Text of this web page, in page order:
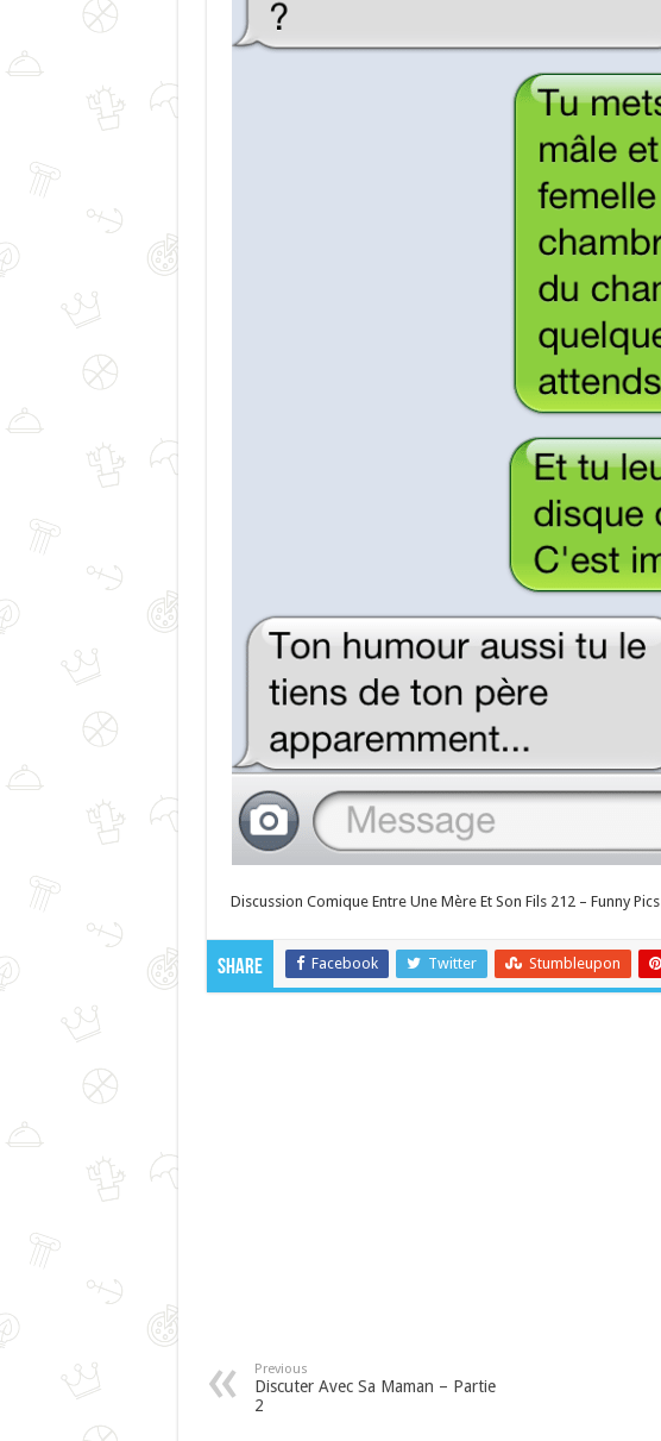
Discussion Comique Entre Une Mère Et Son Fils 212 – Funny Pics
Share Facebook Twitter Stumbleupon
Previous
Discuter Avec Sa Maman – Partie
2